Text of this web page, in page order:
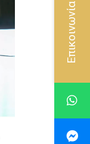
Επικοινωνία